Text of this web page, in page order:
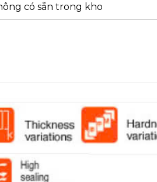
có sẵn trong kho